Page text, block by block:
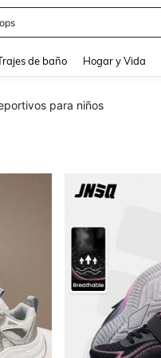
de baño Hogar y Vida
para niños